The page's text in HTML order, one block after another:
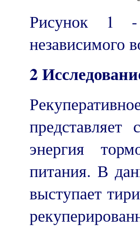
Рисунок 1 -
независимого
2
энергия
питания. В
выступает